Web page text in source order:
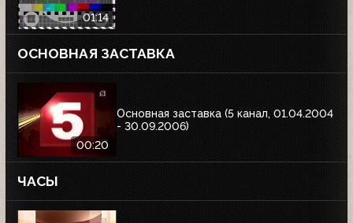
01:14
ОСНОВНАЯ ЗАСТАВКА
00:20
Основная заставка (5 канал, 01.04.2004
- 30.09.2006)
ЧАСЫ